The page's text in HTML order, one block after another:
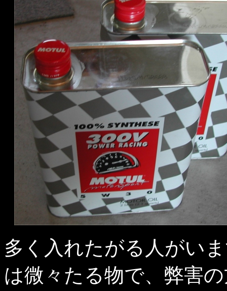
多く入れたがる人がい
は微々たる物で、弊害